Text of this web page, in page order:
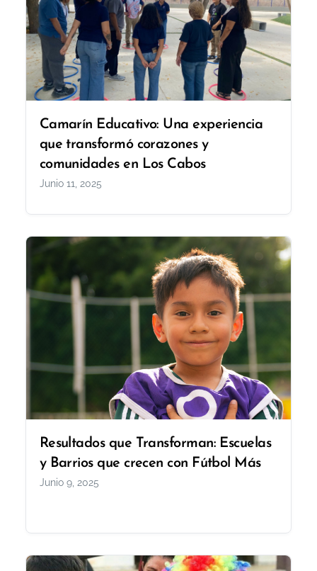
Camarín Educativo: Una experiencia
que transformó corazones y
comunidades en Los Cabos
Junio 11, 2025
Resultados que Transforman: Escuelas
y Barrios que crecen con Fútbol Más
Junio 9, 2025